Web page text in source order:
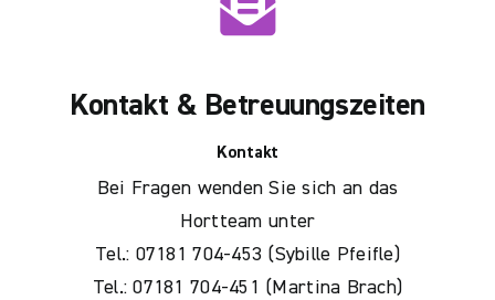
Kontakt & Betreuungszeiten
Kontakt
Bei Fragen wenden Sie sich an das
Hortteam unter
Tel.: 07181 704-453 (Sybille Pfeifle)
Tel.: 07181 704-451 (Martina Brach)